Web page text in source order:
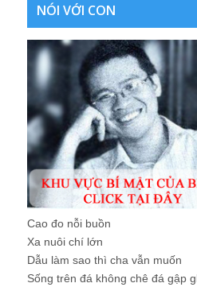
NÓI VỚI CON
Cao đo nỗi buồn
Xa nuôi chí lớn
Dẫu làm sao thì cha vẫn muốn
Sống trên đá không chê đá gập